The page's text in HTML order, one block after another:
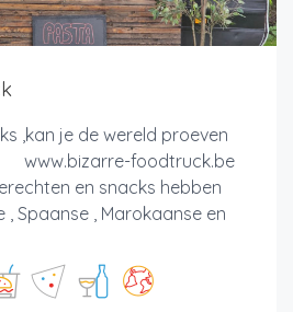
,kan je de wereld proeven
foodtruck.be
en snacks hebben
, Spaanse , Marokaanse en